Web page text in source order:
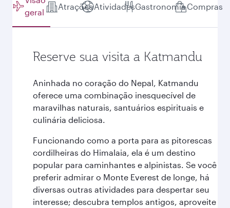
geral
AtraçõesAtividadesGastronomiaCompras
Reserve sua visita a Katmandu
Aninhada no coração do Nepal, Katmandu
oferece uma combinação inesquecível de
maravilhas naturais, santuários espirituais e
culinária deliciosa.
Funcionando como a porta para as pitorescas
cordilheiras do Himalaia, ela é um destino
popular para caminhantes e alpinistas. Se você
preferir admirar o Monte Everest de longe, há
diversas outras atividades para despertar seu
interesse; descubra templos antigos, aproveite